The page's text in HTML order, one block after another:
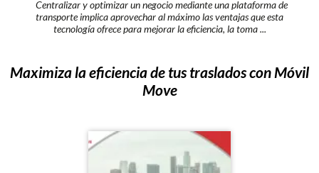
Centralizar y optimizar un negocio mediante una plataforma de
transporte implica aprovechar al máximo las ventajas que esta
tecnología ofrece para mejorar la eficiencia, la toma ...
Maximiza la eficiencia de tus traslados con Móvil
Move